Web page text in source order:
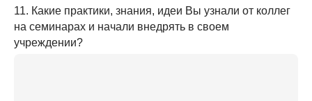
11. Какие практики, знания, идеи Вы узнали от коллег
на семинарах и начали внедрять в своем
учреждении?